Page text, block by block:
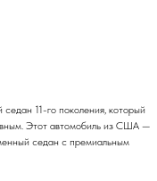
11-го поколения, который
Этот автомобиль из США —
седан с премиальным